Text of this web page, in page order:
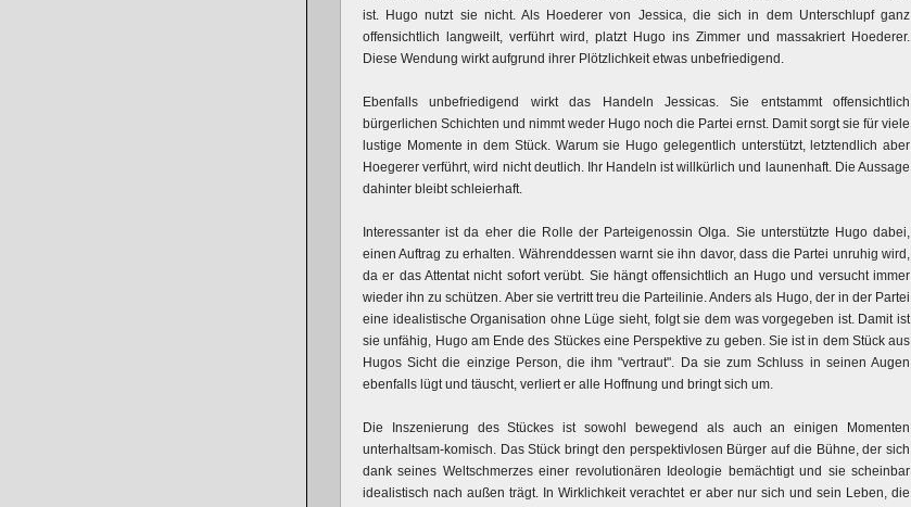
ist. Hugo nutzt sie nicht. Als Hoederer von Jessica, die sich in dem Unterschlupf ganz
offensichtlich langweilt, verführt wird, platzt Hugo ins Zimmer und massakriert Hoederer.
Diese Wendung wirkt aufgrund ihrer Plötzlichkeit etwas unbefriedigend.
Ebenfalls unbefriedigend wirkt das Handeln Jessicas. Sie entstammt offensichtlich
bürgerlichen Schichten und nimmt weder Hugo noch die Partei ernst. Damit sorgt sie für viele
lustige Momente in dem Stück. Warum sie Hugo gelegentlich unterstützt, letztendlich aber
Hoegerer verführt, wird nicht deutlich. Ihr Handeln ist willkürlich und launenhaft. Die Aussage
dahinter bleibt schleierhaft.
Interessanter ist da eher die Rolle der Parteigenossin Olga. Sie unterstützte Hugo dabei,
einen Auftrag zu erhalten. Währenddessen warnt sie ihn davor, dass die Partei unruhig wird,
da er das Attentat nicht sofort verübt. Sie hängt offensichtlich an Hugo und versucht immer
wieder ihn zu schützen. Aber sie vertritt treu die Parteilinie. Anders als Hugo, der in der Partei
eine idealistische Organisation ohne Lüge sieht, folgt sie dem was vorgegeben ist. Damit ist
sie unfähig, Hugo am Ende des Stückes eine Perspektive zu geben. Sie ist in dem Stück aus
Hugos Sicht die einzige Person, die ihm "vertraut". Da sie zum Schluss in seinen Augen
ebenfalls lügt und täuscht, verliert er alle Hoffnung und bringt sich um.
Die Inszenierung des Stückes ist sowohl bewegend als auch an einigen Momenten
unterhaltsam-komisch. Das Stück bringt den perspektivlosen Bürger auf die Bühne, der sich
dank seines Weltschmerzes einer revolutionären Ideologie bemächtigt und sie scheinbar
idealistisch nach außen trägt. In Wirklichkeit verachtet er aber nur sich und sein Leben, die